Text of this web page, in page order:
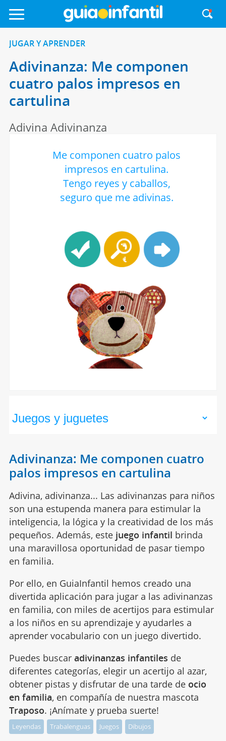
JUGAR Y APRENDER
Adivinanza: Me componen
cuatro palos impresos en
cartulina
Adivina Adivinanza
Me componen cuatro palos
impresos en cartulina.
Tengo reyes y caballos,
seguro que me adivinas.
Adivinanza: Me componen cuatro
palos impresos en cartulina
Adivina, adivinanza... Las adivinanzas para niños
son una estupenda manera para estimular la
inteligencia, la lógica y la creatividad de los más
pequeños. Además, este juego infantil brinda
una maravillosa oportunidad de pasar tiempo
en familia.
Por ello, en GuiaInfantil hemos creado una
divertida aplicación para jugar a las adivinanzas
en familia, con miles de acertijos para estimular
a los niños en su aprendizaje y ayudarles a
aprender vocabulario con un juego divertido.
Puedes buscar adivinanzas infantiles de
diferentes categorías, elegir un acertijo al azar,
obtener pistas y disfrutar de una tarde de ocio
en familia, en compañía de nuestra mascota
Traposo. ¡Anímate y prueba suerte!
Leyendas Trabalenguas Juegos Dibujos